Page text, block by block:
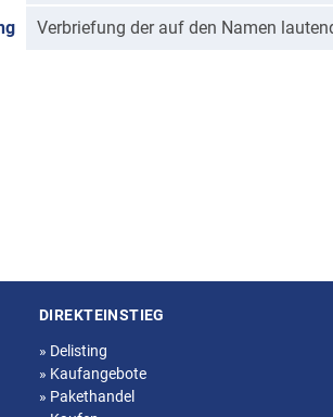
Verbriefung der auf den Namen
DIREKTEINSTIEG
» Delisting
» Kaufangebote
» Pakethandel